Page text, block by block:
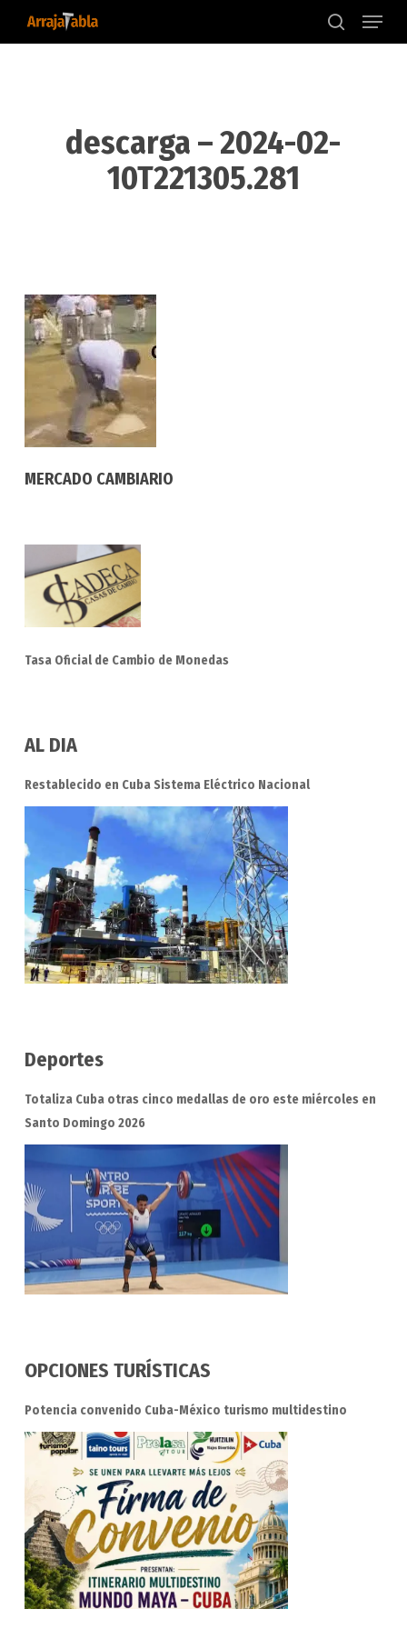
search
Menu
descarga – 2024-02-
10T221305.281
MERCADO CAMBIARIO
Tasa Oficial de Cambio de Monedas
AL DIA
Restablecido en Cuba Sistema Eléctrico Nacional
Deportes
Totaliza Cuba otras cinco medallas de oro este miércoles en
Santo Domingo 2026
OPCIONES TURÍSTICAS
Potencia convenido Cuba-México turismo multidestino